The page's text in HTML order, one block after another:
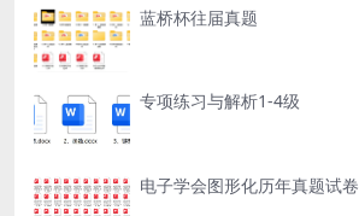
蓝桥杯往届真题
专项练习与解析1-4级
电子学会图形化历年真题试卷